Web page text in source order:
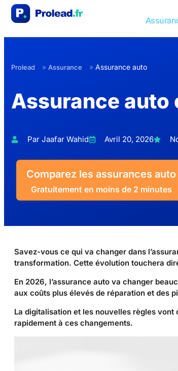
Prolead » Assurance » Assurance auto
Assurance auto
Par Jaafar Wahid Avril 20, 2026
Comparez les assurances auto
Gratuitement en moins de 2 minutes
Savez-vous ce qui va changer dans
transformation. Cette évolution touchera
En 2026, l’assurance auto va changer
aux coûts plus élevés de réparation et des
La digitalisation et les nouvelles règles vont
rapidement à ces changements.